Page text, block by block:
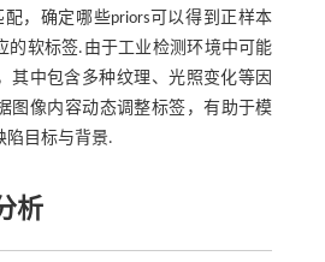
配，确定哪些priors可以得到正样本
的软标签.由于工业检测环境中可能
其中包含多种纹理、光照变化等因
图像内容动态调整标签，有助于模
陷目标与背景.
析